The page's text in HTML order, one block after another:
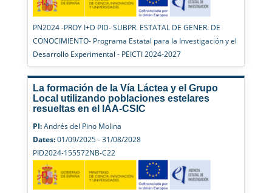
PN2024 -PROY I+D PID- SUBPR. ESTATAL DE GENER. DE
CONOCIMIENTO- Programa Estatal para la Investigación y el
Desarrollo Experimental - PEICTI 2024-2027
La formación de la Vía Láctea y el Grupo
Local utilizando poblaciones estelares
resueltas en el IAA-CSIC
PI:Andrés del Pino Molina
Dates:01/09/2025 - 31/08/2028
PID2024-155572NB-C22